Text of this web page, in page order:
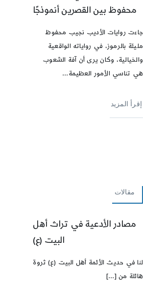
محفوظ بين القصرين أنموذجًا
جاءت روايات الأديب نجيب محفوظ
مليئة بالرموز، في رواياته الواقعية
والخيالية، وكان يرى أن آفة الشعوب
هي تناسي الأمور العظيمة...
إقرأ المزيد
مقالات
مصادر الأدعية في تراث أهل
البيت (ع)
لنا في حديث الأئمة أهل البيت (ع) ثروة
هائلة من [...]